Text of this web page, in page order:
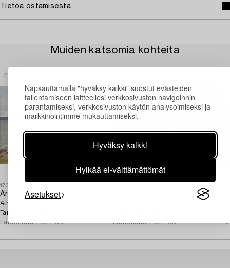
Napsauttamalla "hyväksy kaikki" suostut evästeiden
tallentamiseen laitteellesi verkkosivuston navigoinnin
parantamiseksi, verkkosivuston käytön analysoimiseksi ja
markkinointimme mukauttamiseksi.
Hyväksy kaikki
Hylkää ei-välttämättömät
Asetukset
Tietoa ostamisesta
Muiden katsomia kohteita
1730053
Arthur Heickell
Aihe Luonnonmaalta.
Tarjottu
Lähtöhinta 250 EUR
Lähtöhinta 250 EUR